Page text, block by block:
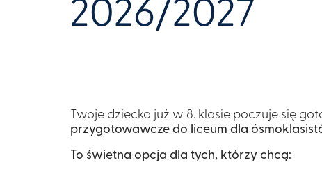
2026/2027
Twoje dziecko już w 8. klasie poczuje się
przygotowawcze do liceum dla
To świetna opcja dla tych, którzy chcą: